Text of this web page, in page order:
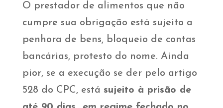
O prestador de alimentos que não
cumpre sua obrigação está sujeito a
penhora de bens, bloqueio de contas
bancárias, protesto do nome. Ainda
pior, se a execução se der pelo artigo
528 do CPC, está sujeito à prisão de